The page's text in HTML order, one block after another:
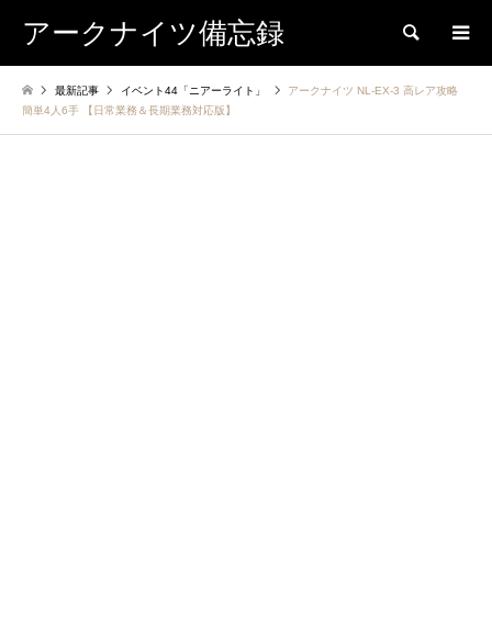
アークナイツ備忘録 検索
最新記事 イベント44「ニアーライト」
アークナイツ NL-EX-3 高レア攻略
簡単4人6手 【日常業務＆長期業務対応版】